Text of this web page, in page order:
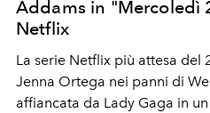
Addams in "Mercoledì
Netflix
La serie Netflix più attesa del
Jenna Ortega nei panni di
affiancata da Lady Gaga in